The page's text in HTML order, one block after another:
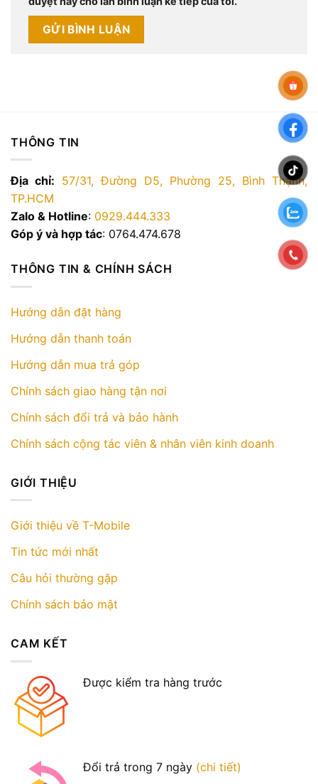
THÔNG TIN
Địa chỉ: 57/31, Đường D5, Phường 25, Bình Thạnh,
TP.HCM
Zalo & Hotline: 0929.444.333
Góp ý và hợp tác: 0764.474.678
THÔNG TIN & CHÍNH SÁCH
Hướng dẫn đặt hàng
Hướng dẫn thanh toán
Hướng dẫn mua trả góp
Chính sách giao hàng tận nơi
Chính sách đổi trả và bảo hành
Chính sách cộng tác viên & nhân viên kinh doanh
GIỚI THIỆU
Giới thiệu về T-Mobile
Tin tức mới nhất
Câu hỏi thường gặp
Chính sách bảo mật
CAM KẾT
Được kiểm tra hàng trước
Đổi trả trong 7 ngày (chi tiết)